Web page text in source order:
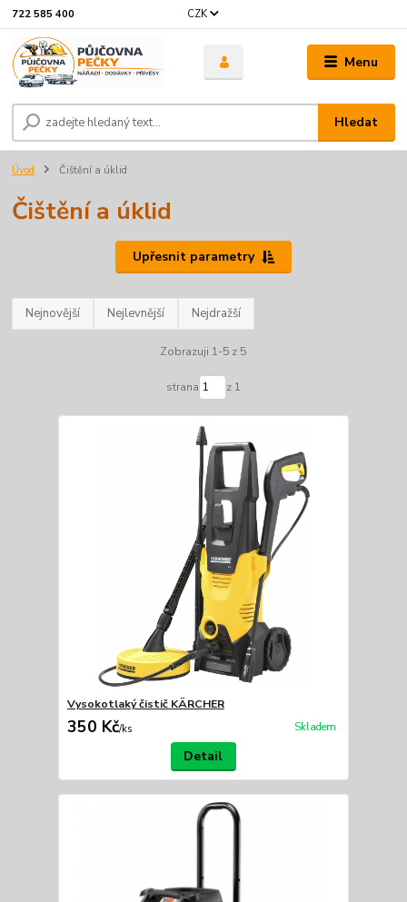
Menu
CZK
Hledat
722 585 400
Úvod Čištění a úklid
Čištění a úklid
Upřesnit parametry
Nejnovější Nejlevnější Nejdražší
Zobrazuji 1-5 z 5
strana z 1
Vysokotlaký čistič KÄRCHER
350 Kč/ks Skladem
Detail